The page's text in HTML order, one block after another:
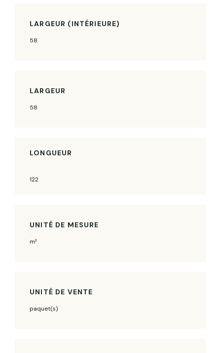
LARGEUR (INTÉRIEURE)
58
LARGEUR
58
LONGUEUR
122
UNITÉ DE MESURE
m²
UNITÉ DE VENTE
paquet(s)